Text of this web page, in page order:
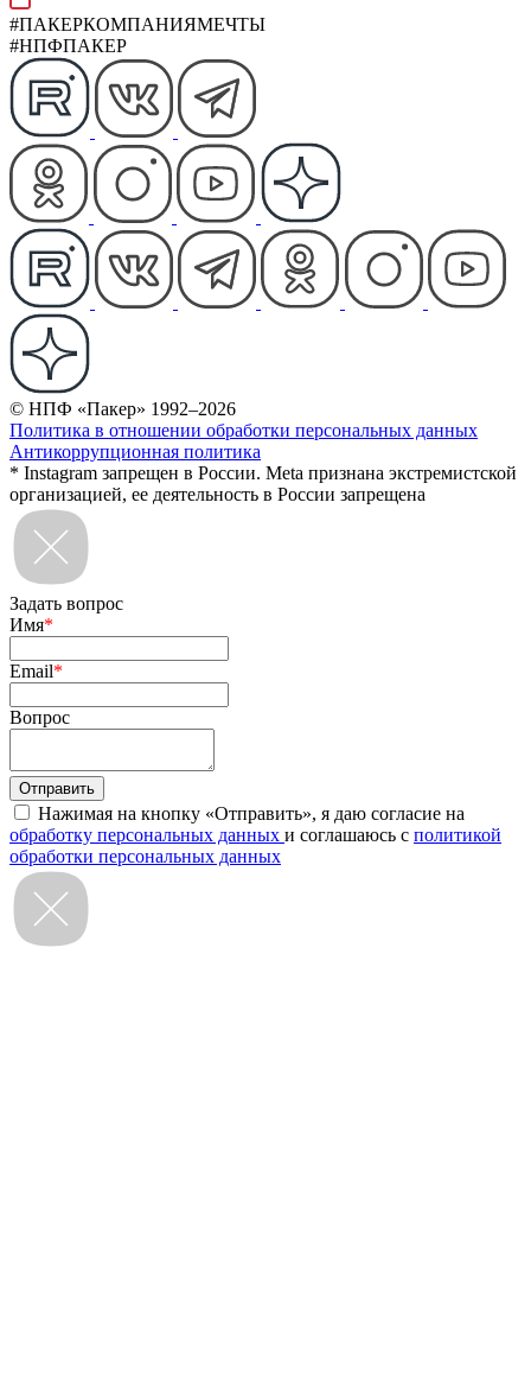
#ПАКЕРКОМПАНИЯМЕЧТЫ
#НПФПАКЕР
© НПФ «Пакер» 1992–2026
Политика в отношении обработки персональных данных
Антикоррупционная политика
* Instagram запрещен в России. Meta признана экстремистской
организацией, ее деятельность в России запрещена
Задать вопрос
Имя*
Email*
Вопрос
Нажимая на кнопку «Отправить», я даю согласие на
обработку персональных данных и соглашаюсь с политикой
обработки персональных данных